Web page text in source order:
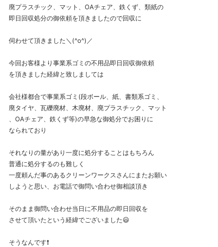
廃プラスチック、マット、OAチェア、鉄くず、類紙の
即日回収処分の御依頼を頂きましたので回収に
伺わせて頂きました＼(^o^)／
今回お客様より事業系ゴミの不用品即日回収御依頼
を頂きました経緯と致しましては
会社様都合で事業系ゴミ(段ボール、紙、書類系ゴミ、
廃タイヤ、瓦礫廃材、木廃材、廃プラスチック、マット
、OAチェア、鉄くず等)の早急な御処分でお困りに
なられており
それなりの量があり一度に処分することはもちろん
普通に処分するのも難しく
一度頼んだ事のあるクリーンワークスさんにまたお願い
しようと思い、お電話で御問い合わせ御相談頂き
そのまま御問い合わせ当日に不用品の即日回収を
させて頂いたという経緯でございました😃
そうなんです❗